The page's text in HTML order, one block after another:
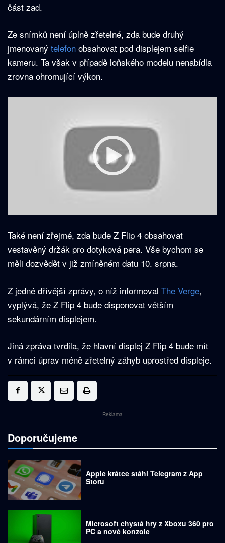
část zad.
Ze snímků není úplně zřetelné, zda bude druhý
jmenovaný telefon obsahovat pod displejem selfie
kameru. Ta však v případě loňského modelu nenabídla
zrovna ohromující výkon.
Také není zřejmé, zda bude Z Flip 4 obsahovat
vestavěný držák pro dotyková pera. Vše bychom se
měli dozvědět v již zmíněném datu 10. srpna.
Z jedné dřívější zprávy, o níž informoval The Verge,
vyplývá, že Z Flip 4 bude disponovat větším
sekundárním displejem.
Jiná zpráva tvrdila, že hlavní displej Z Flip 4 bude mít
v rámci úprav méně zřetelný záhyb uprostřed displeje.
Reklama
Doporučujeme
Apple krátce stáhl Telegram z App
Storu
Microsoft chystá hry z Xboxu 360 pro
PC a nové konzole